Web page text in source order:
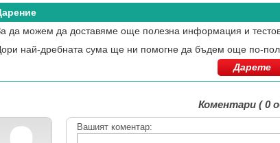
да можем да доставяме още полезна информация и
най-дребната сума ще ни помогне да бъдем още по-
Дарете
Коментари ( 0
Вашият коментар: